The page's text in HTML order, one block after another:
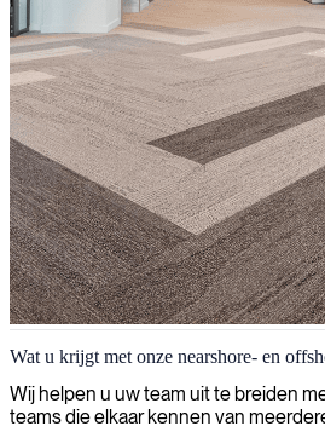
Wat u krijgt met onze nearshore‑ en
Wij helpen u uw team uit te breiden
teams die elkaar kennen van